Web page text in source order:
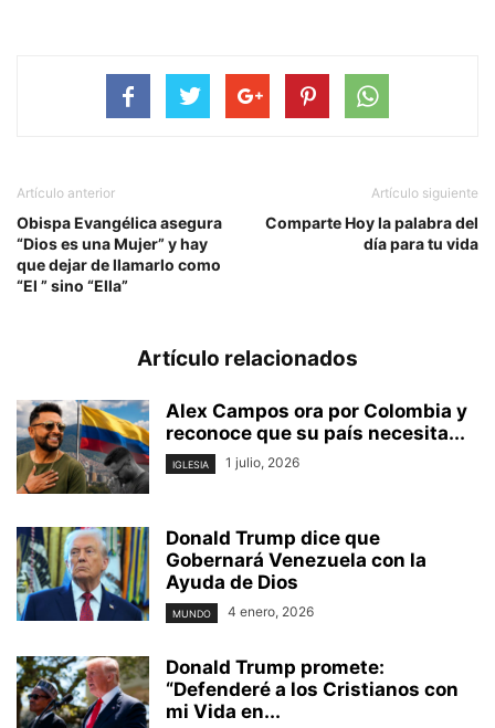
Artículo anterior
Obispa Evangélica asegura
“Dios es una Mujer” y hay
que dejar de llamarlo como
“El ” sino “Ella”
Artículo siguiente
Comparte Hoy la palabra del
día para tu vida
Artículo relacionados
Alex Campos ora por Colombia y
reconoce que su país necesita...
IGLESIA 1 julio, 2026
Donald Trump dice que
Gobernará Venezuela con la
Ayuda de Dios
MUNDO 4 enero, 2026
Donald Trump promete:
“Defenderé a los Cristianos con
mi Vida en...